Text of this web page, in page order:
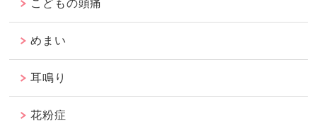
こどもの頭痛
めまい
耳鳴り
花粉症